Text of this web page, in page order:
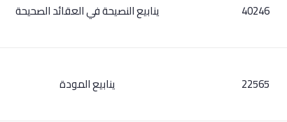
40246 ينابيع النصيحة في العقائد الصحيحة
22565 ينابيع المودة